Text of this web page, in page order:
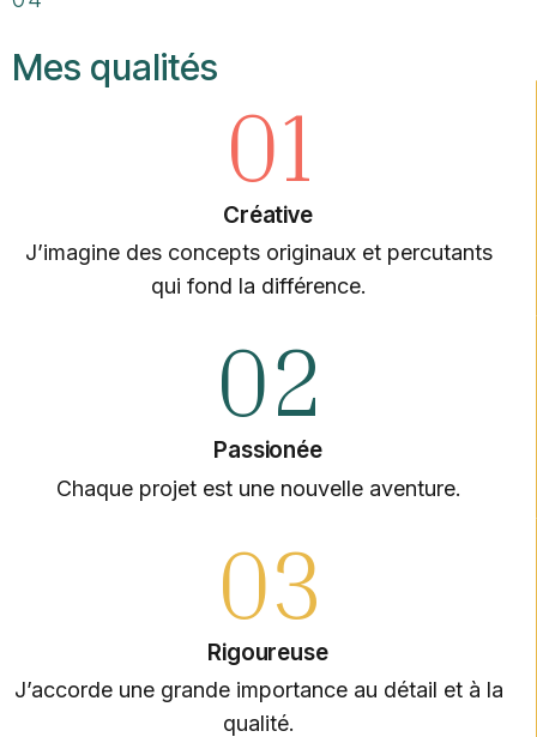
Mes qualités
01
Créative
J’imagine des concepts originaux et percutants
qui fond la différence.
02
Passionée
Chaque projet est une nouvelle aventure.
03
Rigoureuse
J’accorde une grande importance au détail et à la
qualité.